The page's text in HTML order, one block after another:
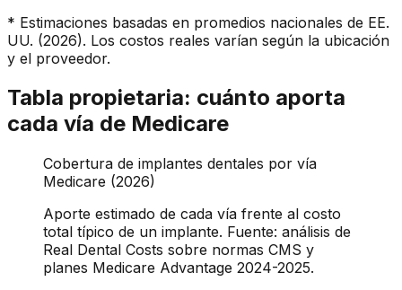
* Estimaciones basadas en promedios nacionales de EE.
UU. (2026). Los costos reales varían según la ubicación
y el proveedor.
Tabla propietaria: cuánto aporta
cada vía de Medicare
Cobertura de implantes dentales por vía
Medicare (2026)
Aporte estimado de cada vía frente al costo
total típico de un implante. Fuente: análisis de
Real Dental Costs sobre normas CMS y
planes Medicare Advantage 2024-2025.